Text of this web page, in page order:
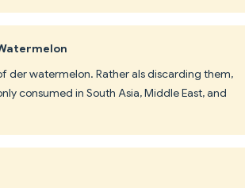
der watermelon. Rather als discarding them,
consumed in South Asia, Middle East, and